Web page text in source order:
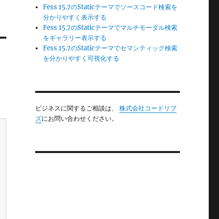
Fess 15.7のStaticテーマでソースコード検索を
分かりやすく表示する
Fess 15.7のStaticテーマでマルチモーダル検索
をギャラリー表示する
Fess 15.7のStaticテーマでセマンティック検索
を分かりやすく可視化する
ビジネスに関するご相談は、 株式会社コードリブ
ズにお問い合わせください。